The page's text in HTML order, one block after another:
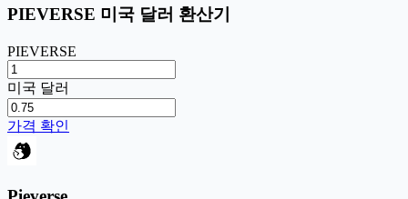
PIEVERSE 미국 달러 환산기
PIEVERSE
미국 달러
가격 확인